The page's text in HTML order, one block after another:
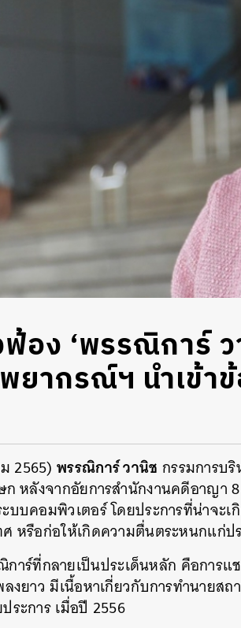
อง ‘พรรณิการ์ ว
ยากรณ์ฯ นำเข้า
2565) พรรณิการ์ วานิช กรรมการบ
หลังจากอัยการสำนักงานคดีอาญา
บบคอมพิวเตอร์ โดยประการที่น่าจะ
หรือก่อให้เกิดความตื่นตระหนกแก่
าร์ที่กลายเป็นประเด็นหลัก คือการแ
ลงยาว มีเนื้อหาเกี่ยวกับการทำนายส
ระการ เมื่อปี 2556